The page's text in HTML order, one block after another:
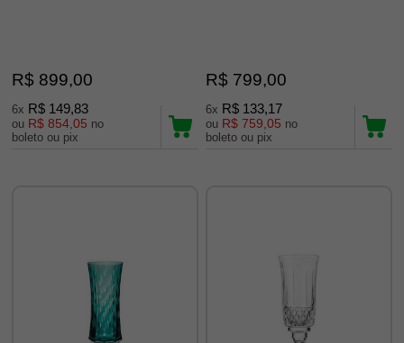
R$ 899,00
6x R$ 149,83
ou R$ 854,05 no
boleto ou pix
R$ 799,00
6x R$ 133,17
ou R$ 759,05 no
boleto ou pix